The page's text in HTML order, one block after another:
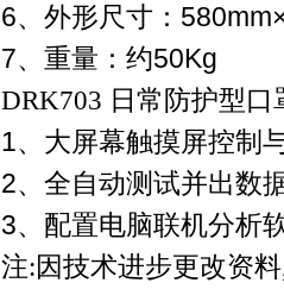
6、外形尺寸：
7、重量：约50Kg
DRK703 日常防护型
1、大屏幕触摸屏控制
2、全自动测试并出数
3、配置电脑联机分析
注:因技术进步更改资